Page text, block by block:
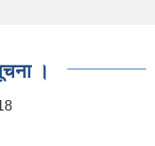
।